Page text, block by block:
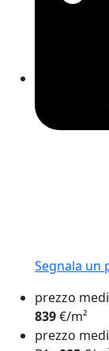
Segnala un
prezzo
839€/m²
prezzo